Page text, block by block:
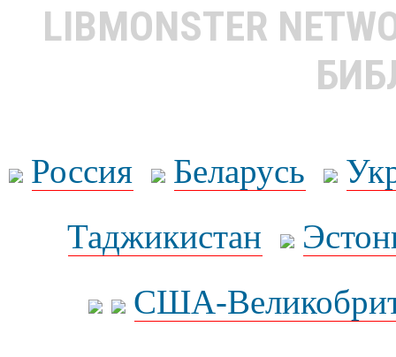
LIBMONSTER
Россия Беларусь
Таджикистан
США-